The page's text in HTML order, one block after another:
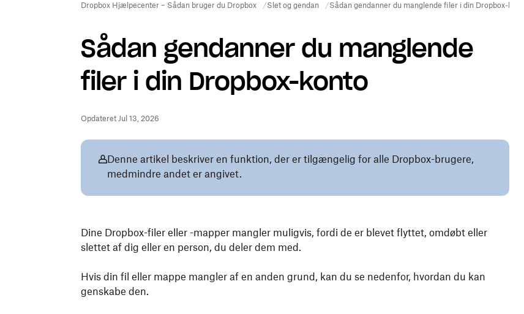
Dropbox Hjælpecenter – Sådan bruger du Dropbox Slet og gendan Sådan gendanner du manglende filer i din Dropbox-konto
Sådan gendanner du manglende
filer i din Dropbox-konto
Opdateret Jul 13, 2026
Denne artikel beskriver en funktion, der er tilgængelig for alle Dropbox-brugere,
medmindre andet er angivet.
Dine Dropbox-filer eller -mapper mangler muligvis, fordi de er blevet flyttet, omdøbt eller
slettet af dig eller en person, du deler dem med.
Hvis din fil eller mappe mangler af en anden grund, kan du se nedenfor, hvordan du kan
genskabe den.